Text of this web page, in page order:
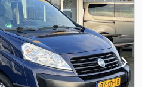
NÃO FUNCIONA !!!!!
do condutor, caixa de 6
direção assistida, vidros
espelhos retrovisores elétricos,
traseiras duplas, fecho
veículo refrigerado
frescos, etc. Erros e vendas